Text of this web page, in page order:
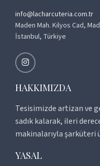
info@lacharcuteria.com.tr
Maden Mah. Kilyos Cad,
İstanbul, Türkiye
HAKKIMIZDA
Tesisimizde artizan ve
sadık kalarak, ileri
makinalarıyla
YASAL